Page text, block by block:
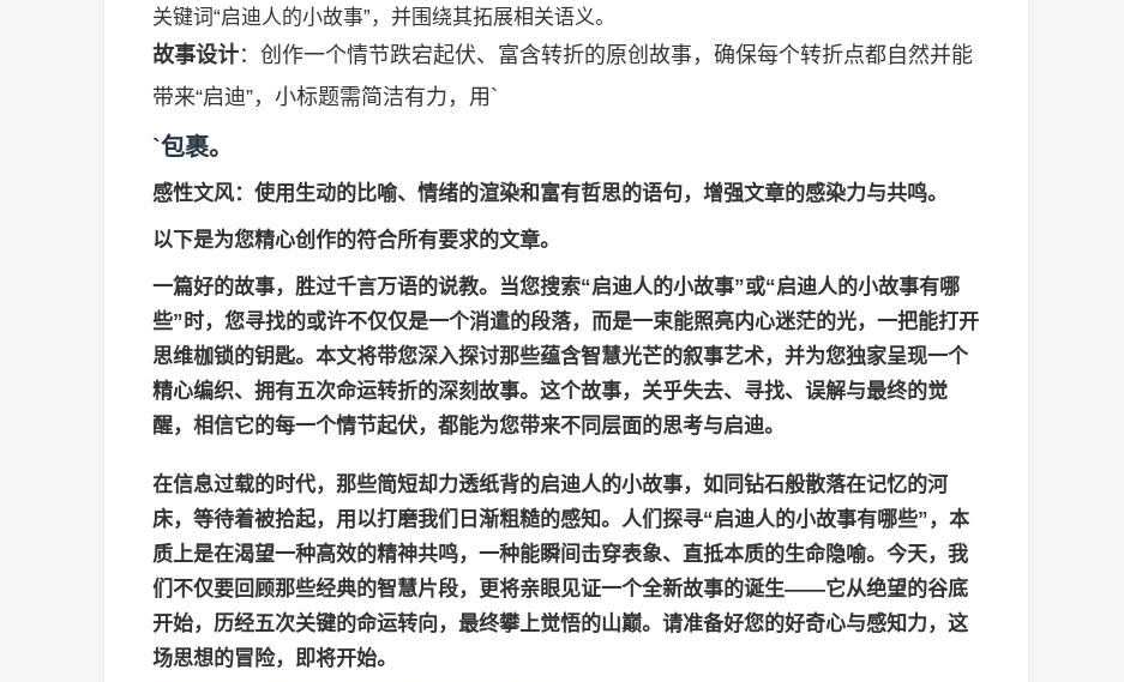
关键词“启迪人的小故事”，并围绕其拓展相关语义。
故事设计：创作一个情节跌宕起伏、富含转折的原创故事，确保每个转折点都自然并能
带来“启迪”，小标题需简洁有力，用`
`包裹。
感性文风：使用生动的比喻、情绪的渲染和富有哲思的语句，增强文章的感染力与共鸣。
以下是为您精心创作的符合所有要求的文章。
一篇好的故事，胜过千言万语的说教。当您搜索“启迪人的小故事”或“启迪人的小故事有哪
些”时，您寻找的或许不仅仅是一个消遣的段落，而是一束能照亮内心迷茫的光，一把能打开
思维枷锁的钥匙。本文将带您深入探讨那些蕴含智慧光芒的叙事艺术，并为您独家呈现一个
精心编织、拥有五次命运转折的深刻故事。这个故事，关乎失去、寻找、误解与最终的觉
醒，相信它的每一个情节起伏，都能为您带来不同层面的思考与启迪。
在信息过载的时代，那些简短却力透纸背的启迪人的小故事，如同钻石般散落在记忆的河
床，等待着被拾起，用以打磨我们日渐粗糙的感知。人们探寻“启迪人的小故事有哪些”，本
质上是在渴望一种高效的精神共鸣，一种能瞬间击穿表象、直抵本质的生命隐喻。今天，我
们不仅要回顾那些经典的智慧片段，更将亲眼见证一个全新故事的诞生——它从绝望的谷底
开始，历经五次关键的命运转向，最终攀上觉悟的山巅。请准备好您的好奇心与感知力，这
场思想的冒险，即将开始。